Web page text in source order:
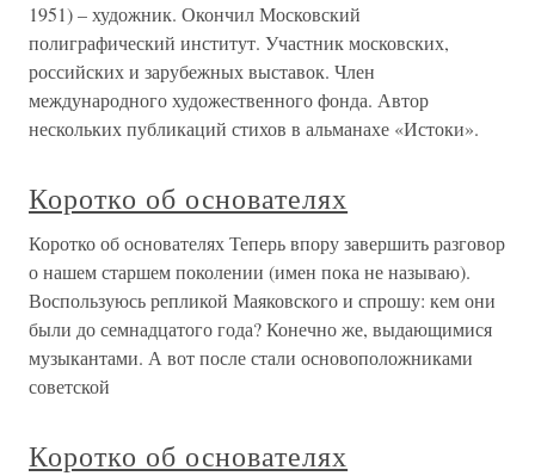
1951) – художник. Окончил Московский
полиграфический институт. Участник московских,
российских и зарубежных выставок. Член
международного художественного фонда. Автор
нескольких публикаций стихов в альманахе «Истоки».
Коротко об основателях
Коротко об основателях Теперь впору завершить разговор
о нашем старшем поколении (имен пока не называю).
Воспользуюсь репликой Маяковского и спрошу: кем они
были до семнадцатого года? Конечно же, выдающимися
музыкантами. А вот после стали основоположниками
советской
Коротко об основателях